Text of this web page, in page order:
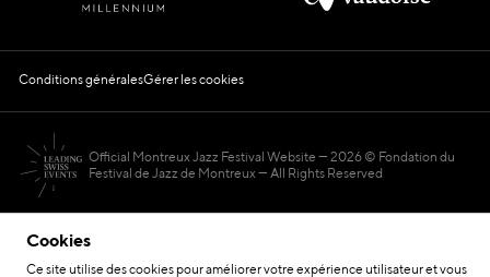
Cookies
Ce site utilise des cookies pour améliorer votre expérience utilisateur et vous
Conditions généralesGérer les cookies
Official Montreux Jazz Festival Website
2026 © Fondation du
Festival de Jazz de Montreux — All Rights Reserved